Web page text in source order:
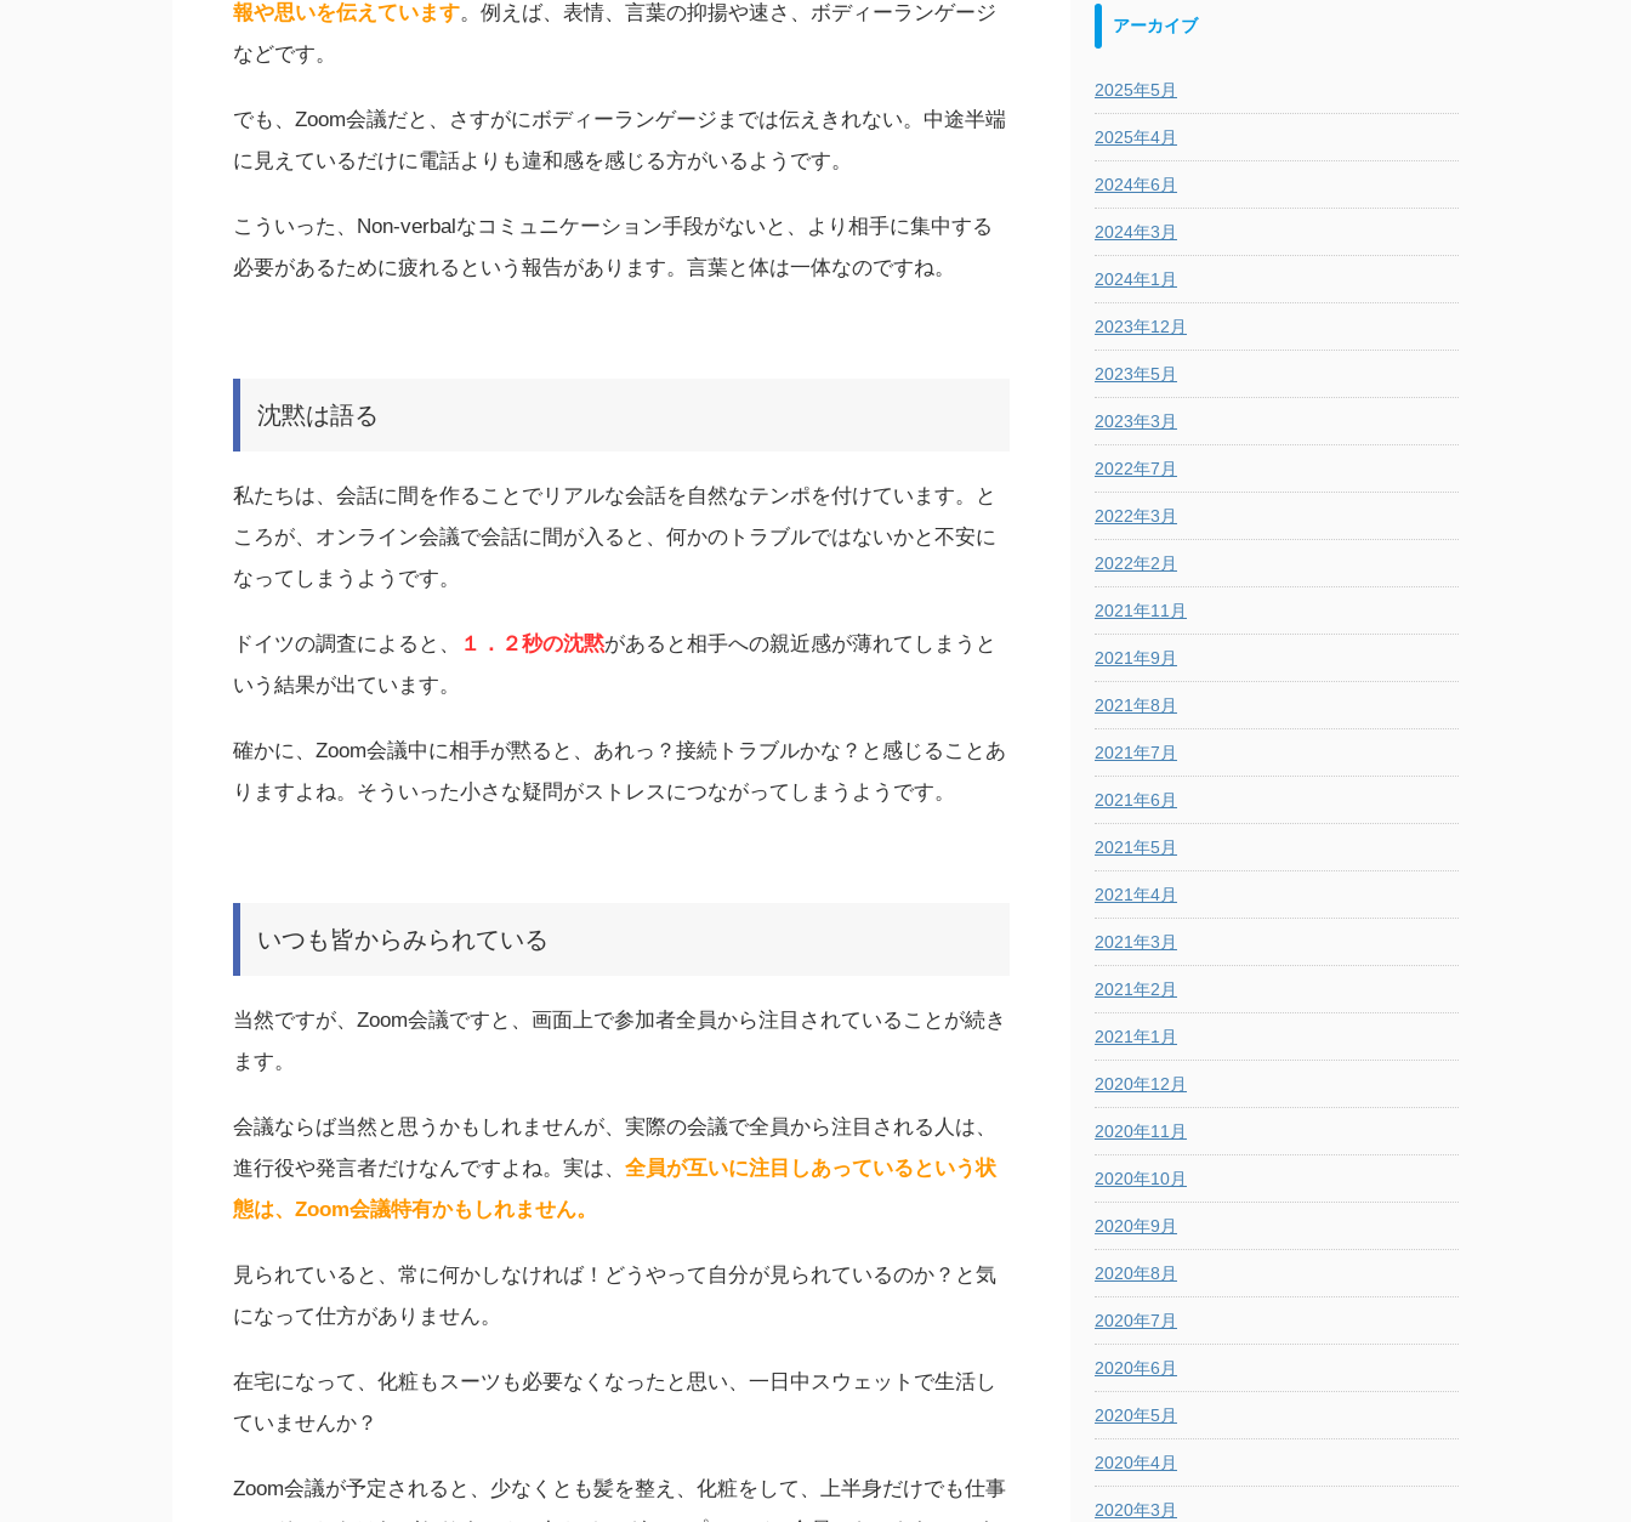
報や思いを伝えています。例えば、表情、言葉の抑揚や速さ、ボディーランゲージ
などです。
でも、Zoom会議だと、さすがにボディーランゲージまでは伝えきれない。中途半端
に見えているだけに電話よりも違和感を感じる方がいるようです。
こういった、Non-verbalなコミュニケーション手段がないと、より相手に集中する
必要があるために疲れるという報告があります。言葉と体は一体なのですね。
沈黙は語る
私たちは、会話に間を作ることでリアルな会話を自然なテンポを付けています。と
ころが、オンライン会議で会話に間が入ると、何かのトラブルではないかと不安に
なってしまうようです。
ドイツの調査によると、 １．２秒の沈黙があると相手への親近感が薄れてしまうと
いう結果が出ています。
確かに、Zoom会議中に相手が黙ると、あれっ？接続トラブルかな？と感じることあ
りますよね。そういった小さな疑問がストレスにつながってしまうようです。
いつも皆からみられている
当然ですが、Zoom会議ですと、画面上で参加者全員から注目されていることが続き
ます。
会議ならば当然と思うかもしれませんが、実際の会議で全員から注目される人は、
進行役や発言者だけなんですよね。実は、 全員が互いに注目しあっているという状
態は、Zoom会議特有かもしれません。
見られていると、常に何かしなければ！どうやって自分が見られているのか？と気
になって仕方がありません。
在宅になって、化粧もスーツも必要なくなったと思い、一日中スウェットで生活し
ていませんか？
Zoom会議が予定されると、少なくとも髪を整え、化粧をして、上半身だけでも仕事
アーカイブ
2025年5月
2025年4月
2024年6月
2024年3月
2024年1月
2023年12月
2023年5月
2023年3月
2022年7月
2022年3月
2022年2月
2021年11月
2021年9月
2021年8月
2021年7月
2021年6月
2021年5月
2021年4月
2021年3月
2021年2月
2021年1月
2020年12月
2020年11月
2020年10月
2020年9月
2020年8月
2020年7月
2020年6月
2020年5月
2020年4月
2020年3月